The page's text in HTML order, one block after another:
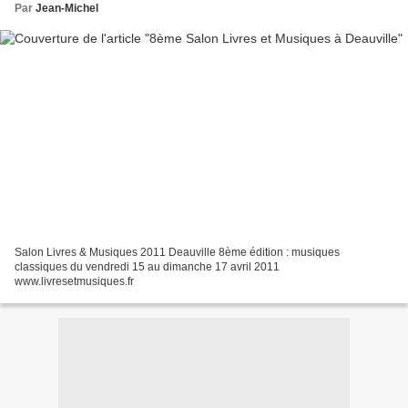
Par Jean-Michel
Salon Livres & Musiques 2011 Deauville 8ème édition : musiques
classiques du vendredi 15 au dimanche 17 avril 2011
www.livresetmusiques.fr